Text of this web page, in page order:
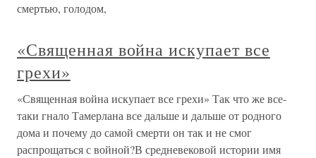
смертью, голодом,
«Священная война искупает все
грехи»
«Священная война искупает все грехи» Так что же все-
таки гнало Тамерлана все дальше и дальше от родного
дома и почему до самой смерти он так и не смог
распрощаться с войной?В средневековой истории имя